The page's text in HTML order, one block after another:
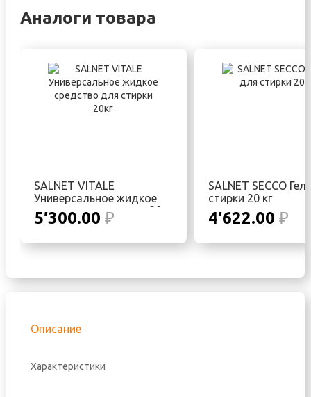
Аналоги товара
SALNET VITALE
Универсальное жидкое
средство для стирки 20кг
5′300.00 ₽
SALNET SECCO
стирки 20 кг
4′622.00 ₽
Описание
Характеристики